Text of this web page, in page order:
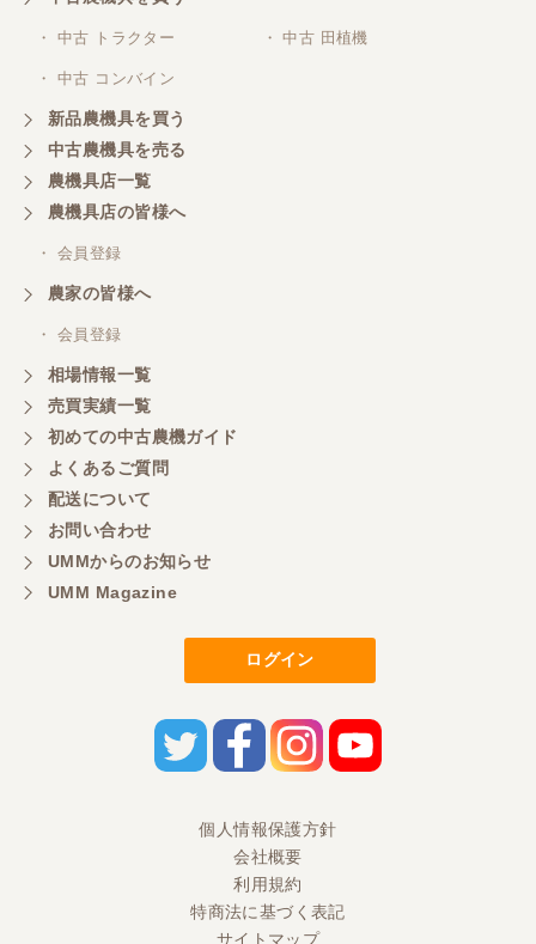
三重県／山本
対応ありがとうございました。
三重県／山本
共立シュレッターを受け取りました。 状態は問題な
く、エンジンも調子がよさそうです。 ありがとうご
ざいました。
三重県／
嫌な顔をせずに一生懸命頑張ってくれる中山さんに
感謝しています。ここで3台買いましたが、これから
もよろしくお願いしたいです。
三重県／
初めてコンバインを買いに行ったのですが、とても
明るい方に担当していただき細かく説明して下さっ
てとても嬉しかったです。
担当さんの説明が丁寧で分かりやすく、急な要望に
も迅速に対応して頂き非常に助かりました。
三重県／
とても良い対応でした。また利用したいです。
・ 中古 トラクター ・ 中古 田植機
・ 中古 コンバイン
新品農機具を買う
中古農機具を売る
農機具店一覧
農機具店の皆様へ
・ 会員登録
農家の皆様へ
・ 会員登録
相場情報一覧
売買実績一覧
初めての中古農機ガイド
よくあるご質問
配送について
お問い合わせ
UMMからのお知らせ
UMM Magazine
ログイン
個人情報保護方針
会社概要
利用規約
特商法に基づく表記
サイトマップ